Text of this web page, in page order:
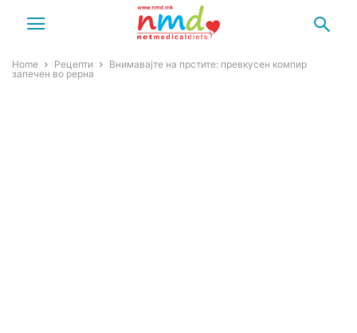
Home Рецепти
Внимавајте на прстите: превкусен компир
запечен во рерна